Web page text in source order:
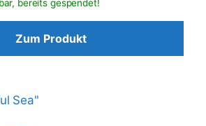
Zum Produkt